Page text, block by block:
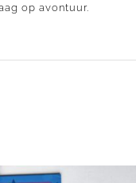
op avontuur.